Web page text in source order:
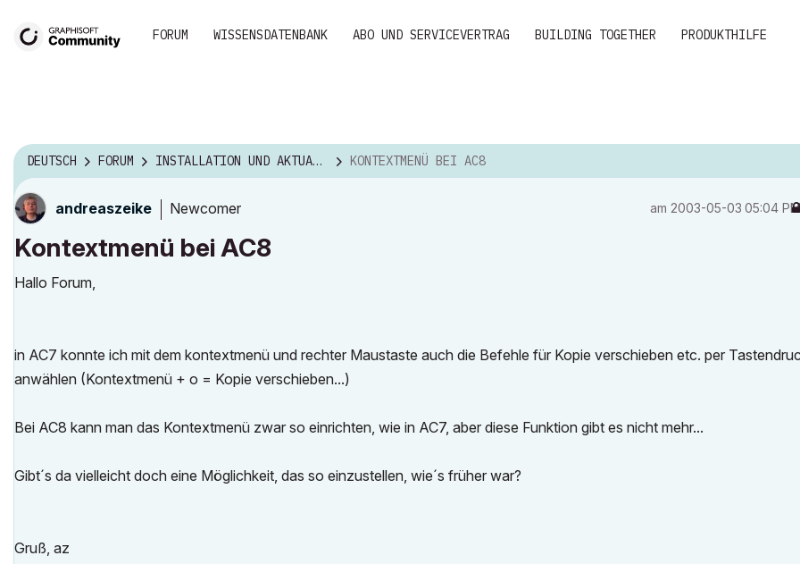
FORUM WISSENSDATENBANK ABO UND SERVICEVERTRAG BUILDING TOGETHER PRODUKTHILFE
DEUTSCH FORUM INSTALLATION UND AKTUALISIERUNG KONTEXTMENÜ BEI AC8
andreaszeike Newcomer am ‎2003-05-03 05:04 PM
Kontextmenü bei AC8
Hallo Forum,
in AC7 konnte ich mit dem kontextmenü und rechter Maustaste auch die Befehle für Kopie verschieben etc. per
anwählen (Kontextmenü + o = Kopie verschieben...)
Bei AC8 kann man das Kontextmenü zwar so einrichten, wie in AC7, aber diese Funktion gibt es nicht mehr...
Gibt´s da vielleicht doch eine Möglichkeit, das so einzustellen, wie´s früher war?
Gruß, az